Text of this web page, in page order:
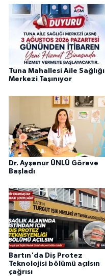
Tuna Mahallesi Aile Sağlığı
Merkezi Taşınıyor
Dr. Ayşenur ÜNLÜ Göreve
Başladı
Bartın'da Diş Protez
Teknolojisi bölümü açılsın
çağrısı